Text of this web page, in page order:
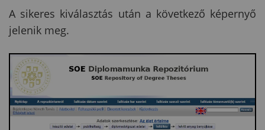
A sikeres kiválasztás után a következő képernyő
jelenik meg.